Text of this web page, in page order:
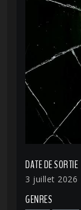
DATE DE SORTIE
3 juillet 2026
GENRES